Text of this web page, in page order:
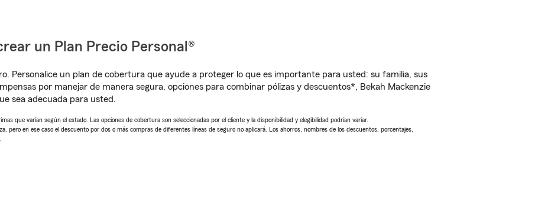
un Plan Precio Personal®
Personalice un plan de cobertura que ayude a proteger lo que es importante para usted: su familia, sus
por manejar de manera segura, opciones para combinar pólizas y descuentos*, Bekah Mackenzie
sea adecuada para usted.
que varían según el estado. Las opciones de cobertura son seleccionadas por el cliente y la disponibilidad y elegibilidad podrían variar.
pero en ese caso el descuento por dos o más compras de diferentes líneas de seguro no aplicará. Los ahorros, nombres de los descuentos, porcentajes,